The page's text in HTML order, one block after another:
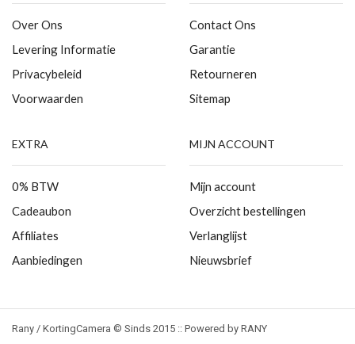
Over Ons
Levering Informatie
Privacybeleid
Voorwaarden
Contact Ons
Garantie
Retourneren
Sitemap
EXTRA
0% BTW
Cadeaubon
Affiliates
Aanbiedingen
MIJN ACCOUNT
Mijn account
Overzicht bestellingen
Verlanglijst
Nieuwsbrief
Rany / KortingCamera © Sinds 2015 :: Powered by RANY